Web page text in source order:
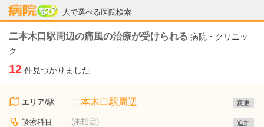
人で選べる医院検索
病院なび
二本木口駅周辺の痛風の治療が受けられる 病院・クリニッ
ク
12 件見つかりました
エリア/駅 二本木口駅周辺 変更
診療科目 (未指定) 追加